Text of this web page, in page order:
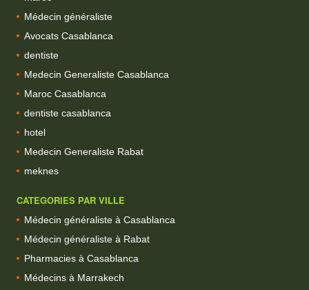
Médecin généraliste
Avocats Casablanca
dentiste
Medecin Generaliste Casablanca
Maroc Casablanca
dentiste casablanca
hotel
Medecin Generaliste Rabat
meknes
CATEGORIES PAR VILLE
Médecin généraliste à Casablanca
Médecin généraliste à Rabat
Pharmacies à Casablanca
Médecins à Marrakech